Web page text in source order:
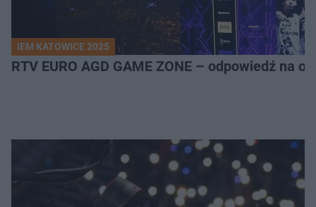
IEM KATOWICE 2025
RTV EURO AGD GAME ZONE – odpowiedź na